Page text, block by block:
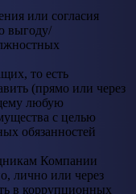
или согласия
выгоду/
то есть
(прямо или через
любую
с целью
обязанностей
Компании
лично или через
в коррупционных